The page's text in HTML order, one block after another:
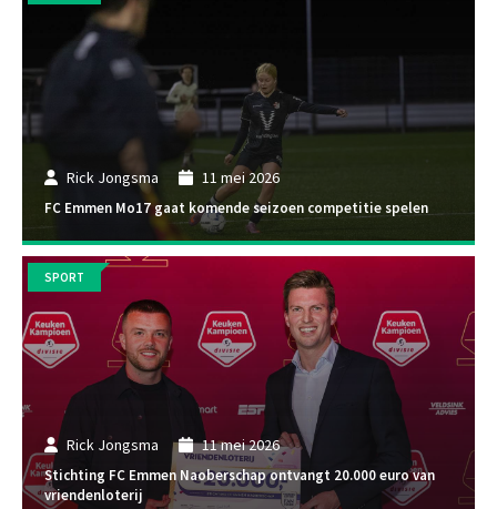
Rick Jongsma 11 mei 2026
FC Emmen Mo17 gaat komende seizoen competitie spelen
Rick Jongsma 11 mei 2026
Stichting FC Emmen Naoberschap ontvangt 20.000 euro van
vriendenloterij
SPORT